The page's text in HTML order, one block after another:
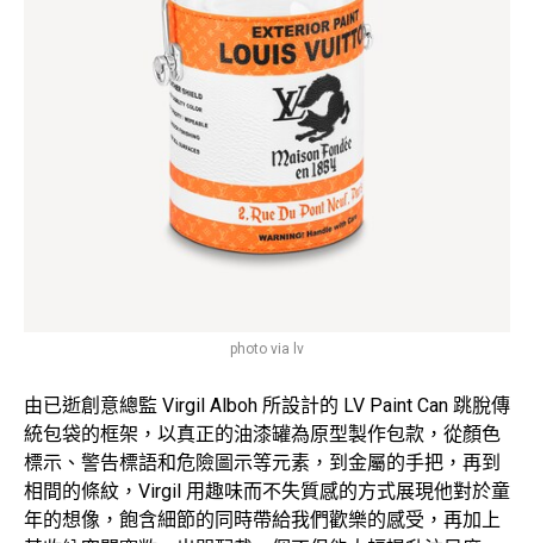
photo via lv
由已逝創意總監 Virgil Alboh 所設計的 LV Paint Can 跳脫傳
統包袋的框架，以真正的油漆罐為原型製作包款，從顏色
標示、警告標語和危險圖示等元素，到金屬的手把，再到
相間的條紋，Virgil 用趣味而不失質感的方式展現他對於童
年的想像，飽含細節的同時帶給我們歡樂的感受，再加上